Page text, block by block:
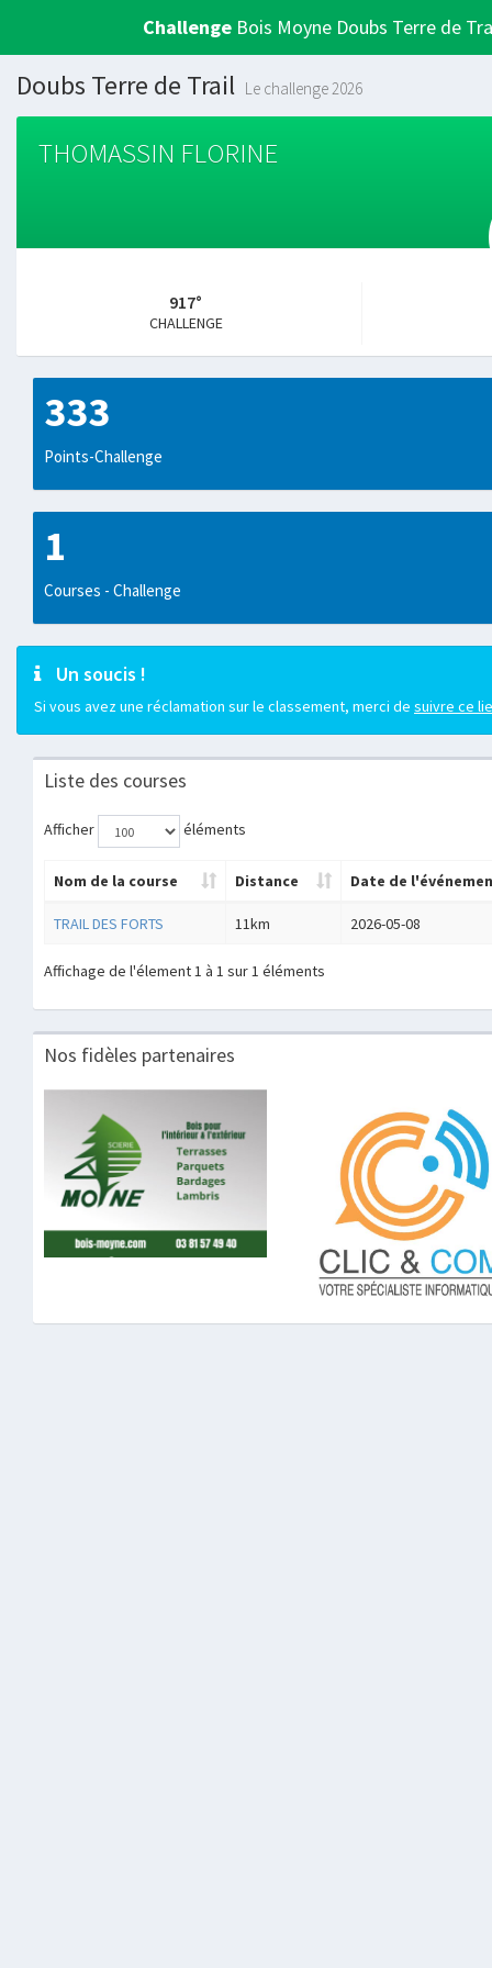
Challenge Bois Moyne Doubs Terre de
Doubs Terre de Trail Le challenge 2026
THOMASSIN FLORINE
917°
CHALLENGE
333
Points-Challenge
1
Courses - Challenge
Un soucis !
Si vous avez une réclamation sur le classement, merci de suivre ce
Liste des courses
Afficher éléments
Nom de la course Distance Date de
TRAIL DES FORTS 11km 2026-05-08
Affichage de l'élement 1 à 1 sur 1 éléments
Nos fidèles partenaires